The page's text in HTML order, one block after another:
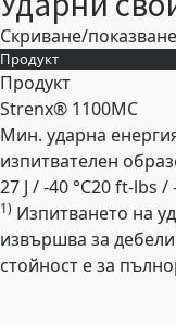
Скриване/
Продукт
Продукт
Strenx® 1100MC
Мин. ударна
изпитвателен
27 J / -40 °C20 ft-lbs /
Expand
1) Изпитването на
извършва за
стойност е за